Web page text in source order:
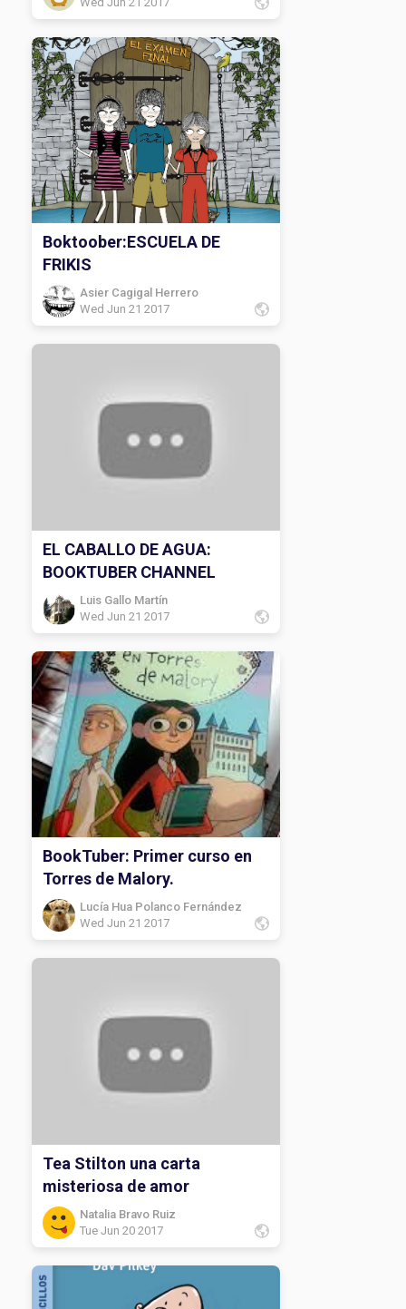
Boktoober:ESCUELA DE
FRIKIS
Asier Cagigal Herrero
Wed Jun 21 2017
EL CABALLO DE AGUA:
BOOKTUBER CHANNEL
Luis Gallo Martín
Wed Jun 21 2017
BookTuber: Primer curso en
Torres de Malory.
Lucía Hua Polanco Fernández
Wed Jun 21 2017
Tea Stilton una carta
misteriosa de amor
Natalia Bravo Ruiz
Tue Jun 20 2017